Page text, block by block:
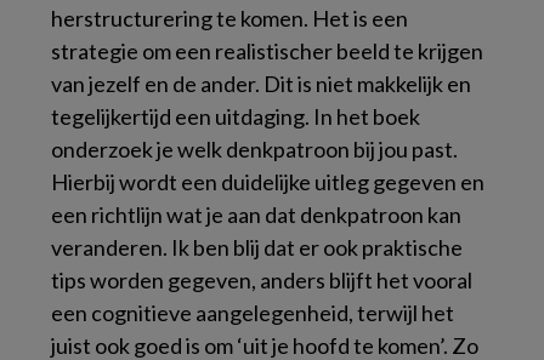
herstructurering te komen. Het is een
strategie om een realistischer beeld te krijgen
van jezelf en de ander. Dit is niet makkelijk en
tegelijkertijd een uitdaging. In het boek
onderzoek je welk denkpatroon bij jou past.
Hierbij wordt een duidelijke uitleg gegeven en
een richtlijn wat je aan dat denkpatroon kan
veranderen. Ik ben blij dat er ook praktische
tips worden gegeven, anders blijft het vooral
een cognitieve aangelegenheid, terwijl het
juist ook goed is om ‘uit je hoofd te komen’. Zo